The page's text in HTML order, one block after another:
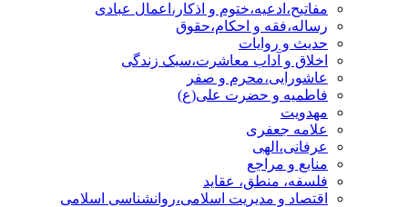
مفاتیح،ادعیه،ختوم و اذکار،اعمال عبادی
رساله،فقه و احکام،حقوق
حدیث و روایات
اخلاق و آداب معاشرت،سبک زندگی
عاشورایی،محرم و صفر
فاطمیه و حضرت علی(ع)
مهدویت
علامه جعفری
عرفانی،الهی
منابع و مراجع
فلسفه، منطق، عقاید
اقتصاد و مدیریت اسلامی،روانشناسی اسلامی